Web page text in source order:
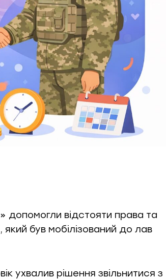
допомогли відстояти права та
був мобілізований до лав
ухвалив рішення звільнитися з